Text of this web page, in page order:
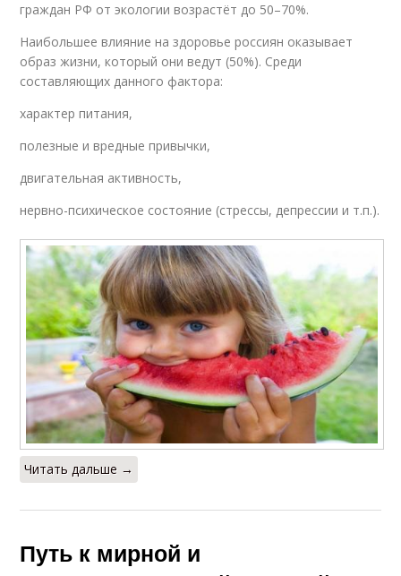
граждан РФ от экологии возрастёт до 50–70%.
Наибольшее влияние на здоровье россиян оказывает
образ жизни, который они ведут (50%). Среди
составляющих данного фактора:
характер питания,
полезные и вредные привычки,
двигательная активность,
нервно-психическое состояние (стрессы, депрессии и т.п.).
Читать дальше →
Путь к мирной и